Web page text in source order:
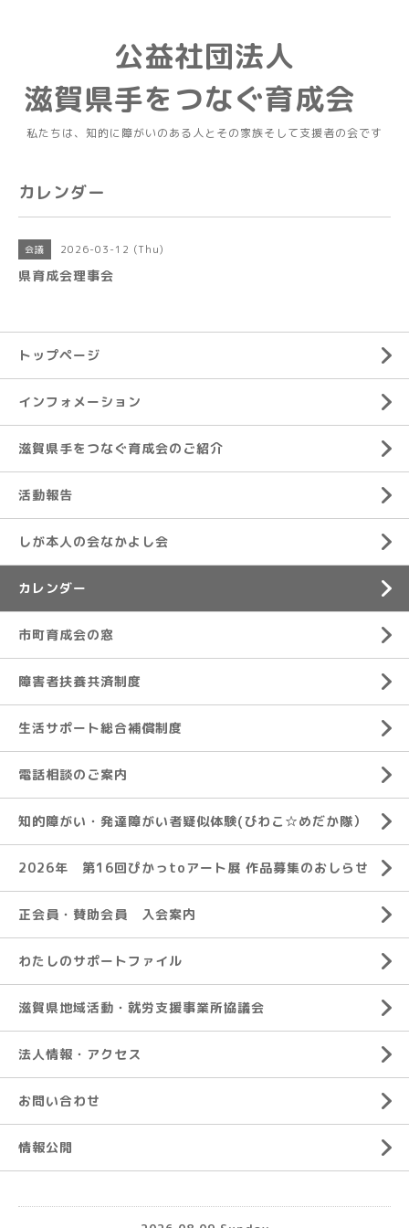
公益社団法人
滋賀県手をつなぐ育成会
私たちは、知的に障がいのある人とその家族そして支援者の会です
カレンダー
会議 2026-03-12 (Thu)
県育成会理事会
トップページ
インフォメーション
滋賀県手をつなぐ育成会のご紹介
活動報告
しが本人の会なかよし会
カレンダー
市町育成会の窓
障害者扶養共済制度
生活サポート総合補償制度
電話相談のご案内
知的障がい・発達障がい者疑似体験(びわこ☆めだか隊）
2026年 第16回ぴかっtoアート展 作品募集のおしらせ
正会員・賛助会員 入会案内
わたしのサポートファイル
滋賀県地域活動・就労支援事業所協議会
法人情報・アクセス
お問い合わせ
情報公開